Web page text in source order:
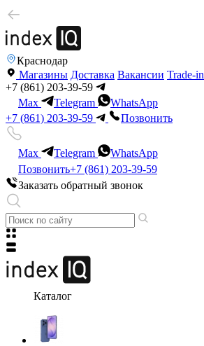
Краснодар
Магазины Доставка Вакансии Trade-in
+7 (861) 203-39-59
Max
Telegram
WhatsApp
+7 (861) 203-39-59
Позвонить
Max Telegram
WhatsApp
Позвонить+7 (861) 203-39-59
Заказать обратный звонок
Каталог